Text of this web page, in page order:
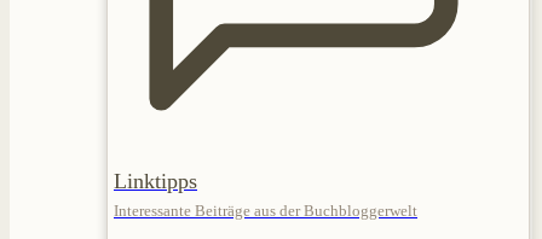
Linktipps
Interessante Beiträge aus der Buchbloggerwelt